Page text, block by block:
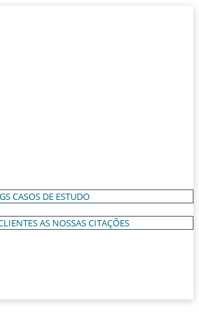
CASOS DE ESTUDO
AS NOSSAS CITAÇÕES